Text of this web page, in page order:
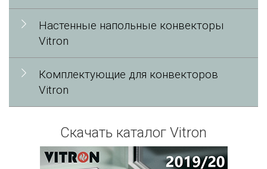
Настенные напольные конвекторы
Vitron
Комплектующие для конвекторов
Vitron
Скачать каталог Vitron